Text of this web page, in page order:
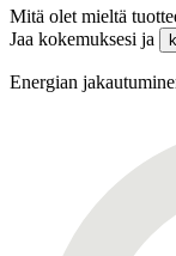
Mitä olet mieltä
Jaa kokemuksesi ja
Energian